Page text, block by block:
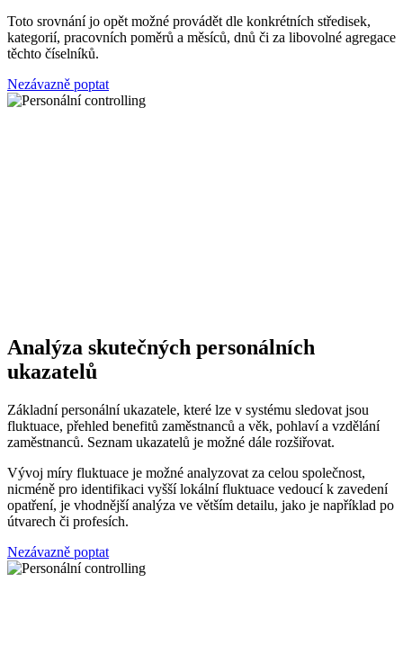
Toto srovnání jo opět možné provádět dle konkrétních středisek,
kategorií, pracovních poměrů a měsíců, dnů či za libovolné agregace
těchto číselníků.
Nezávazně poptat
Analýza skutečných personálních
ukazatelů
Základní personální ukazatele, které lze v systému sledovat jsou
fluktuace, přehled benefitů zaměstnanců a věk, pohlaví a vzdělání
zaměstnanců. Seznam ukazatelů je možné dále rozšiřovat.
Vývoj míry fluktuace je možné analyzovat za celou společnost,
nicméně pro identifikaci vyšší lokální fluktuace vedoucí k zavedení
opatření, je vhodnější analýza ve větším detailu, jako je například po
útvarech či profesích.
Nezávazně poptat